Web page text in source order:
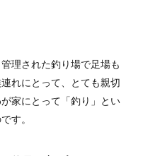
理された釣り場で足場も
れにとって、とても親切
家にとって「釣り」とい
す。